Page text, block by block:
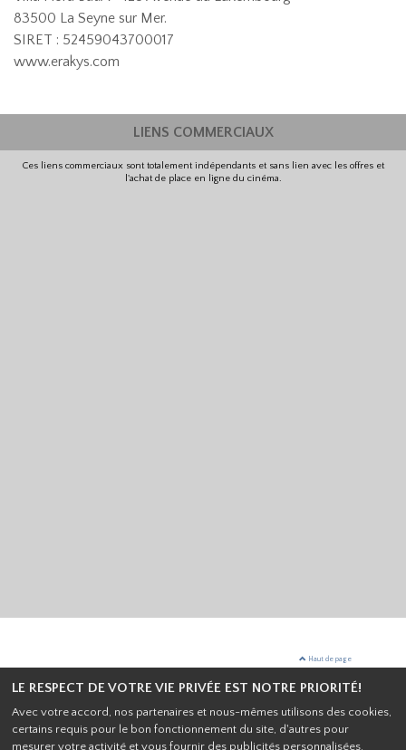
LE RESPECT DE VOTRE VIE PRIVÉE EST NOTRE PRIORITÉ!
Avec votre accord, nos partenaires et nous-mêmes utilisons des cookies,
certains requis pour le bon fonctionnement du site, d'autres pour
mesurer votre activité et vous fournir des publicités personnalisées.
83500 La Seyne sur Mer.
SIRET : 52459043700017
www.erakys.com
LIENS COMMERCIAUX
Ces liens commerciaux sont totalement indépendants et sans lien avec les offres et
l'achat de place en ligne du cinéma.
Haut de page